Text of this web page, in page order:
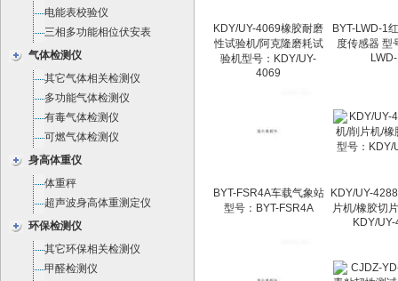
电能表校验仪
三相多功能相位伏安表
气体检测仪
其它气体相关检测仪
多功能气体检测仪
有毒气体检测仪
可燃气体检测仪
身高体重仪
体重秤
超声波身高体重测定仪
环保检测仪
其它环保相关检测仪
甲醛检测仪
KDY/UY-4069橡胶耐磨
性试验机/阿克隆磨耗试
验机型号：KDY/UY-
4069
BYT-LWD-1
度传感器 型
BYT-FSR4A车载气象站
型号：BYT-FSR4A
KDY/UY-
片机/橡胶切
KDY/